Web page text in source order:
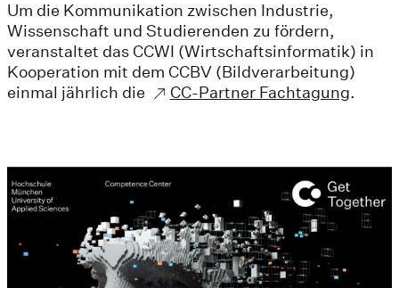
Um die Kommunikation zwischen Industrie,
Wissenschaft und Studierenden zu fördern,
veranstaltet das CCWI (Wirtschaftsinformatik) in
Kooperation mit dem CCBV (Bildverarbeitung)
einmal jährlich die
CC-Partner Fachtagung.